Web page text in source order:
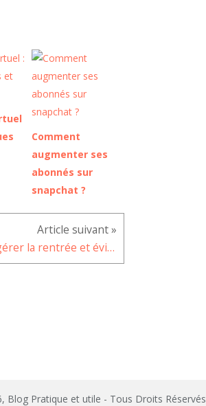
Comment
augmenter ses
abonnés sur
snapchat ?
Comment gérer la rentrée et éviter le stress ?
Blog Pratique et utile - Tous Droits Réservés